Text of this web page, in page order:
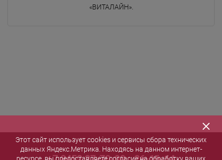
«ВИТАЛАЙН».
Этот сайт использует cookies и сервисы сбора технических
данных Яндекс.Метрика. Находясь на данном интернет-